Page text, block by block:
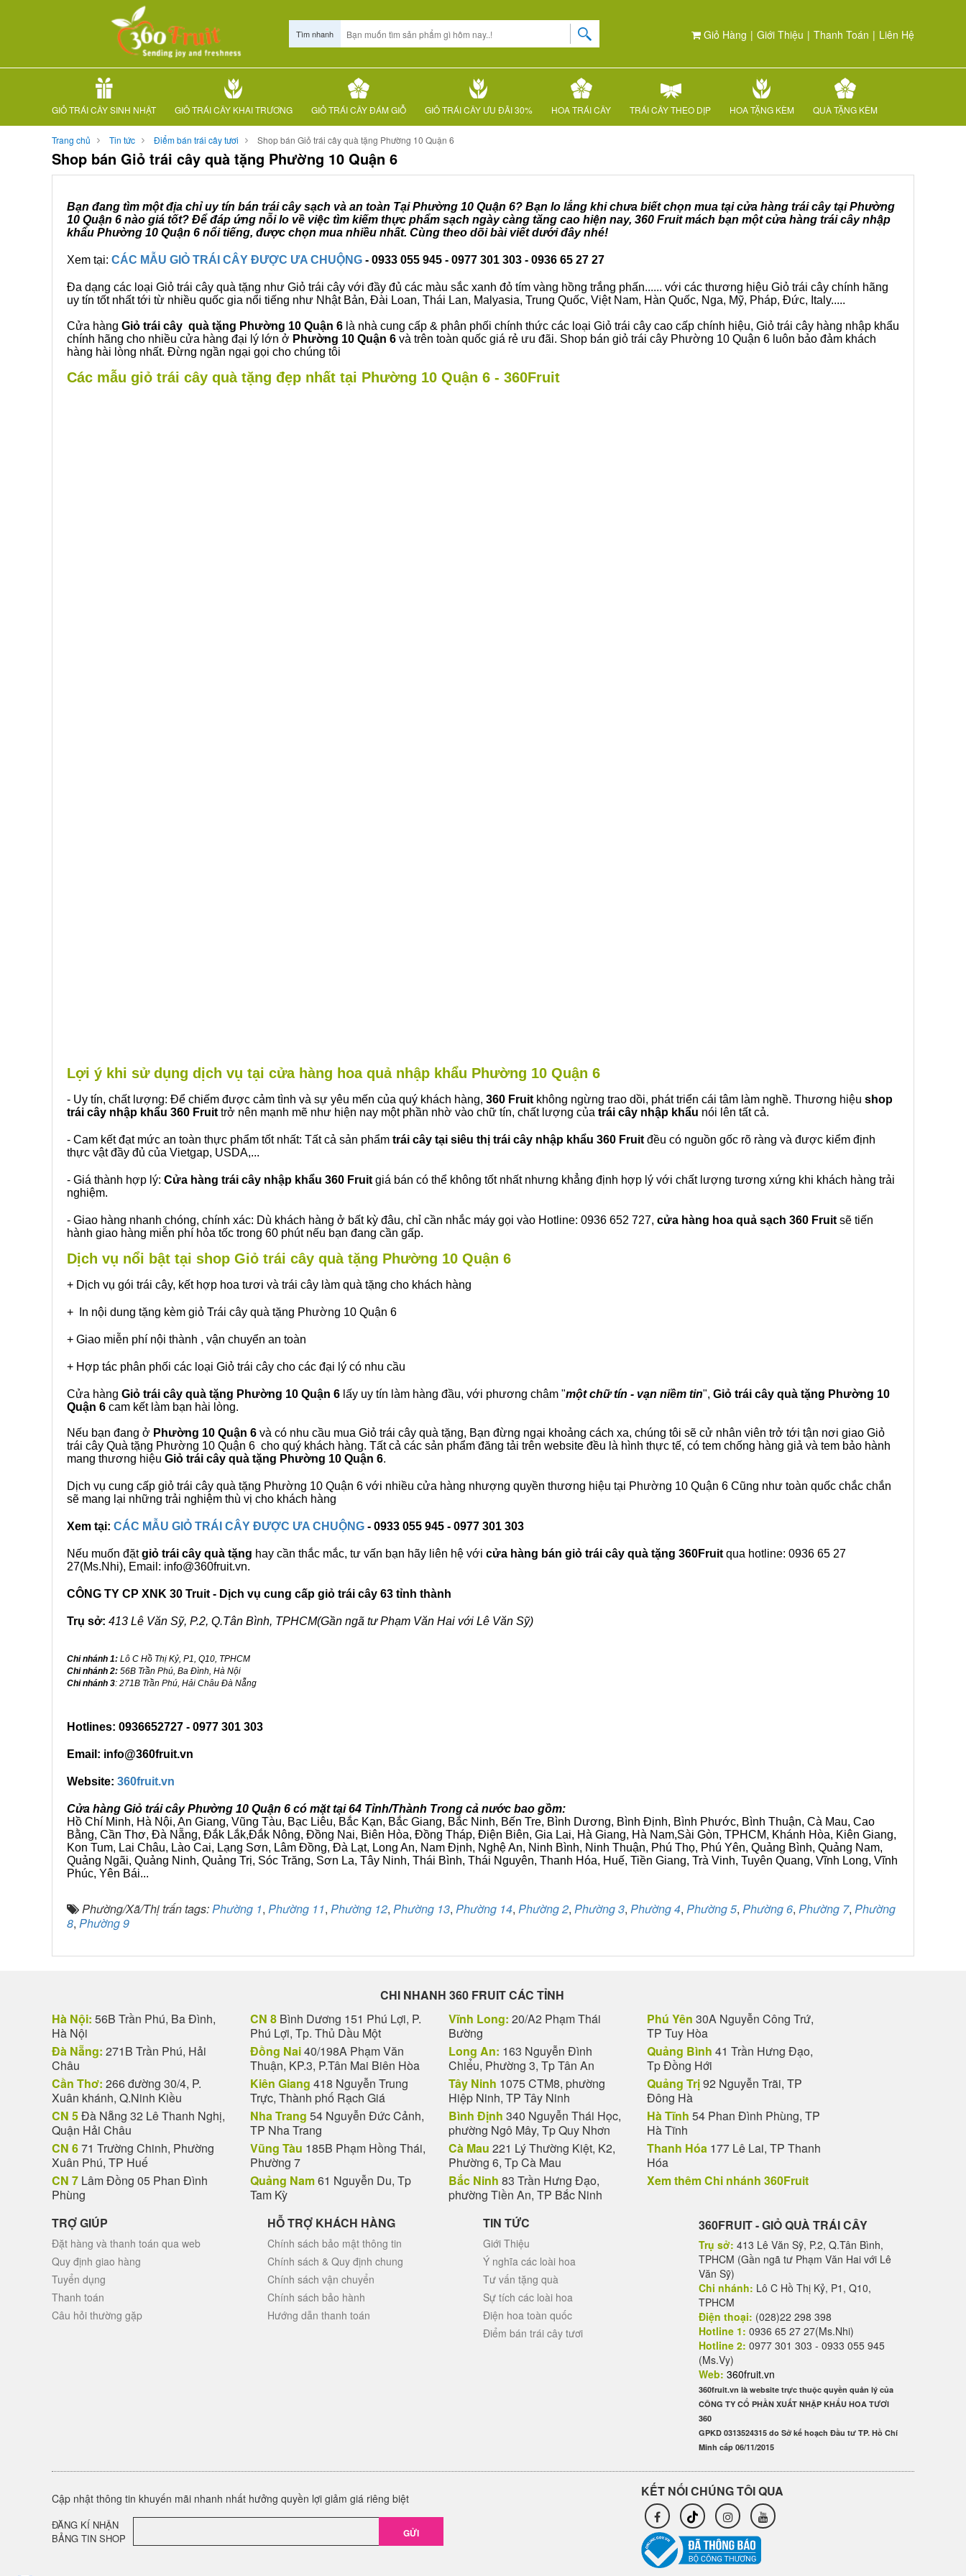
Giỏ Hàng | Giới Thiệu | Thanh Toán | Liên Hệ
Tìm nhanh
GIỎ TRÁI CÂY SINH NHẬT GIỎ TRÁI CÂY KHAI TRƯƠNG GIỎ TRÁI CÂY ĐÁM GIỖ GIỎ TRÁI CÂY ƯU ĐÃI 30% HOA TRÁI CÂY TRÁI CÂY THEO DỊP HOA TẶNG KÈM QUÀ TẶNG KÈM
Trang chủ Tin tức Điểm bán trái cây tươi Shop bán Giỏ trái cây quà tặng Phường 10 Quận 6
Shop bán Giỏ trái cây quà tặng Phường 10 Quận 6
Bạn đang tìm một địa chỉ uy tín bán trái cây sạch và an toàn Tại Phường 10 Quận 6? Bạn lo lắng khi chưa biết chọn mua tại cửa hàng trái cây tại Phường
10 Quận 6 nào giá tốt? Để đáp ứng nỗi lo về việc tìm kiếm thực phẩm sạch ngày càng tăng cao hiện nay, 360 Fruit mách bạn một cửa hàng trái cây nhập
khẩu Phường 10 Quận 6 nổi tiếng, được chọn mua nhiều nhất. Cùng theo dõi bài viết dưới đây nhé!
Xem tại: CÁC MẪU GIỎ TRÁI CÂY ĐƯỢC ƯA CHUỘNG - 0933 055 945 - 0977 301 303 - 0936 65 27 27
Đa dạng các loại Giỏ trái cây quà tặng như Giỏ trái cây với đầy đủ các màu sắc xanh đỏ tím vàng hồng trắng phấn...... với các thương hiệu Giỏ trái cây chính hãng
uy tín tốt nhất tới từ nhiều quốc gia nổi tiếng như Nhật Bản, Đài Loan, Thái Lan, Malyasia, Trung Quốc, Việt Nam, Hàn Quốc, Nga, Mỹ, Pháp, Đức, Italy.....
Cửa hàng Giỏ trái cây quà tặng Phường 10 Quận 6 là nhà cung cấp & phân phối chính thức các loại Giỏ trái cây cao cấp chính hiệu, Giỏ trái cây hàng nhập khẩu
chính hãng cho nhiều cửa hàng đại lý lớn ở Phường 10 Quận 6 và trên toàn quốc giá rẻ ưu đãi. Shop bán giỏ trái cây Phường 10 Quận 6 luôn bảo đảm khách
hàng hài lòng nhất. Đừng ngần ngại gọi cho chúng tôi
Các mẫu giỏ trái cây quà tặng đẹp nhất tại Phường 10 Quận 6 - 360Fruit
Lợi ý khi sử dụng dịch vụ tại cửa hàng hoa quả nhập khẩu Phường 10 Quận 6
- Uy tín, chất lượng: Để chiếm được cảm tình và sự yêu mến của quý khách hàng, 360 Fruit không ngừng trao dồi, phát triển cái tâm làm nghề. Thương hiệu shop
trái cây nhập khẩu 360 Fruit trở nên mạnh mẽ như hiện nay một phần nhờ vào chữ tín, chất lượng của trái cây nhập khẩu nói lên tất cả.
- Cam kết đạt mức an toàn thực phẩm tốt nhất: Tất cả sản phẩm trái cây tại siêu thị trái cây nhập khẩu 360 Fruit đều có nguồn gốc rõ ràng và được kiểm định
thực vật đầy đủ của Vietgap, USDA,...
- Giá thành hợp lý: Cửa hàng trái cây nhập khẩu 360 Fruit giá bán có thể không tốt nhất nhưng khẳng định hợp lý với chất lượng tương xứng khi khách hàng trải
nghiệm.
- Giao hàng nhanh chóng, chính xác: Dù khách hàng ở bất kỳ đâu, chỉ cần nhắc máy gọi vào Hotline: 0936 652 727, cửa hàng hoa quả sạch 360 Fruit sẽ tiến
hành giao hàng miễn phí hỏa tốc trong 60 phút nếu bạn đang cần gấp.
Dịch vụ nổi bật tại shop Giỏ trái cây quà tặng Phường 10 Quận 6
+ Dịch vụ gói trái cây, kết hợp hoa tươi và trái cây làm quà tặng cho khách hàng
+ In nội dung tặng kèm giỏ Trái cây quà tặng Phường 10 Quận 6
+ Giao miễn phí nội thành , vận chuyển an toàn
+ Hợp tác phân phối các loại Giỏ trái cây cho các đại lý có nhu cầu
Cửa hàng Giỏ trái cây quà tặng Phường 10 Quận 6 lấy uy tín làm hàng đầu, với phương châm "một chữ tín - vạn niềm tin", Giỏ trái cây quà tặng Phường 10
Quận 6 cam kết làm bạn hài lòng.
Nếu bạn đang ở Phường 10 Quận 6 và có nhu cầu mua Giỏ trái cây quà tặng, Bạn đừng ngại khoảng cách xa, chúng tôi sẽ cử nhân viên trở tới tận nơi giao Giỏ
trái cây Quà tặng Phường 10 Quận 6 cho quý khách hàng. Tất cả các sản phẩm đăng tải trên website đều là hình thực tế, có tem chống hàng giả và tem bảo hành
mang thương hiệu Giỏ trái cây quà tặng Phường 10 Quận 6.
Dịch vụ cung cấp giỏ trái cây quà tặng Phường 10 Quận 6 với nhiều cửa hàng nhượng quyền thương hiệu tại Phường 10 Quận 6 Cũng như toàn quốc chắc chắn
sẽ mang lại những trải nghiệm thù vị cho khách hàng
Xem tại: CÁC MẪU GIỎ TRÁI CÂY ĐƯỢC ƯA CHUỘNG - 0933 055 945 - 0977 301 303
Nếu muốn đặtgiỏ trái cây quà tặng hay cần thắc mắc, tư vấn bạn hãy liên hệ với cửa hàng bán giỏ trái cây quà tặng 360Fruit qua hotline: 0936 65 27
27(Ms.Nhi), Email: info@360fruit.vn.
CÔNG TY CP XNK 30 Truit - Dịch vụ cung cấp giỏ trái cây 63 tỉnh thành
Trụ sở: 413 Lê Văn Sỹ, P.2, Q.Tân Bình, TPHCM(Gần ngã tư Phạm Văn Hai với Lê Văn Sỹ)
Chi nhánh 1: Lô C Hồ Thị Kỷ, P1, Q10, TPHCM
Chi nhánh 2: 56B Trần Phú, Ba Đình, Hà Nội
Chi nhánh 3: 271B Trần Phú, Hải Châu Đà Nẵng
Hotlines: 0936652727 - 0977 301 303
Email: info@360fruit.vn
Website: 360fruit.vn
Cửa hàng Giỏ trái cây Phường 10 Quận 6 có mặt tại 64 Tỉnh/Thành Trong cả nước bao gồm:
Hồ Chí Minh, Hà Nội, An Giang, Vũng Tàu, Bạc Liêu, Bắc Kạn, Bắc Giang, Bắc Ninh, Bến Tre, Bình Dương, Bình Định, Bình Phước, Bình Thuận, Cà Mau, Cao
Bằng, Cần Thơ, Đà Nẵng, Đắk Lắk,Đắk Nông, Đồng Nai, Biên Hòa, Đồng Tháp, Điện Biên, Gia Lai, Hà Giang, Hà Nam,Sài Gòn, TPHCM, Khánh Hòa, Kiên Giang,
Kon Tum, Lai Châu, Lào Cai, Lạng Sơn, Lâm Đồng, Đà Lạt, Long An, Nam Định, Nghệ An, Ninh Bình, Ninh Thuận, Phú Thọ, Phú Yên, Quảng Bình, Quảng Nam,
Quảng Ngãi, Quảng Ninh, Quảng Trị, Sóc Trăng, Sơn La, Tây Ninh, Thái Bình, Thái Nguyên, Thanh Hóa, Huế, Tiền Giang, Trà Vinh, Tuyên Quang, Vĩnh Long, Vĩnh
Phúc, Yên Bái...
Phường/Xã/Thị trấn tags:Phường 1, Phường 11, Phường 12, Phường 13, Phường 14, Phường 2, Phường 3, Phường 4, Phường 5, Phường 6, Phường 7, Phường
8, Phường 9
CHI NHANH 360 FRUIT CÁC TỈNH
Hà Nội: 56B Trần Phú, Ba Đình,
Hà Nội
Đà Nẵng: 271B Trần Phú, Hải
Châu
Cần Thơ: 266 đường 30/4, P.
Xuân khánh, Q.Ninh Kiều
CN 5Đà Nẵng 32 Lê Thanh Nghị,
Quận Hải Châu
CN 671 Trường Chinh, Phường
Xuân Phú, TP Huế
CN 7 Lâm Đồng 05 Phan Đình
Phùng
CN 8 Bình Dương 151 Phú Lợi, P.
Phú Lợi, Tp. Thủ Dầu Một
Đồng Nai40/198A Phạm Văn
Thuận, KP.3, P.Tân Mai Biên Hòa
Kiên Giang 418 Nguyễn Trung
Trực, Thành phố Rạch Giá
Nha Trang 54 Nguyễn Đức Cảnh,
TP Nha Trang
Vũng Tàu 185B Phạm Hồng Thái,
Phường 7
Quảng Nam61 Nguyễn Du, Tp
Tam Kỳ
Vĩnh Long: 20/A2 Phạm Thái
Bường
Long An: 163 Nguyễn Đình
Chiểu, Phường 3, Tp Tân An
Tây Ninh 1075 CTM8, phường
Hiệp Ninh, TP Tây Ninh
Bình Định 340 Nguyễn Thái Học,
phường Ngô Mây, Tp Quy Nhơn
Cà Mau 221 Lý Thường Kiệt, K2,
Phường 6, Tp Cà Mau
Bắc Ninh 83 Trần Hưng Đạo,
phường Tiền An, TP Bắc Ninh
Phú Yên 30A Nguyễn Công Trứ,
TP Tuy Hòa
Quảng Bình 41 Trần Hưng Đạo,
Tp Đồng Hới
Quảng Trị92 Nguyễn Trãi, TP
Đông Hà
Hà Tĩnh 54 Phan Đình Phùng, TP
Hà Tĩnh
Thanh Hóa 177 Lê Lai, TP Thanh
Hóa
Xem thêm Chi nhánh 360Fruit
TRỢ GIÚP
Đặt hàng và thanh toán qua web
Quy định giao hàng
Tuyển dụng
Thanh toán
Câu hỏi thường gặp
HỖ TRỢ KHÁCH HÀNG
Chính sách bảo mật thông tin
Chính sách & Quy định chung
Chính sách vận chuyển
Chính sách bảo hành
Hướng dẫn thanh toán
TIN TỨC
Giới Thiệu
Ý nghĩa các loài hoa
Tư vấn tặng quà
Sự tích các loài hoa
Điện hoa toàn quốc
Điểm bán trái cây tươi
360FRUIT - GIỎ QUÀ TRÁI CÂY
Trụ sở: 413 Lê Văn Sỹ, P.2, Q.Tân Bình,
TPHCM (Gần ngã tư Phạm Văn Hai với Lê
Văn Sỹ)
Chi nhánh: Lô C Hồ Thị Kỷ, P1, Q10,
TPHCM
Điện thoại: (028)22 298 398
Hotline 1: 0936 65 27 27(Ms.Nhi)
Hotline 2: 0977 301 303 - 0933 055 945
(Ms.Vy)
Web: 360fruit.vn
360fruit.vn là website trực thuộc quyền quản lý của
CÔNG TY CỔ PHẦN XUẤT NHẬP KHẨU HOA TƯƠI
360
GPKD 0313524315 do Sở kế hoạch Đầu tư TP. Hồ Chí
Minh cấp 06/11/2015
Cập nhật thông tin khuyến mãi nhanh nhất hưởng quyền lợi giảm giá riêng biệt
ĐĂNG KÍ NHẬN
BẢNG TIN SHOP
GỬI
KẾT NỐI CHÚNG TÔI QUA